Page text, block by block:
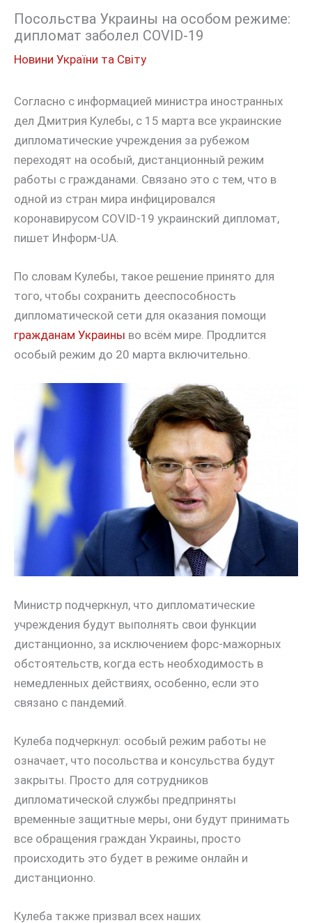
Посольства Украины на особом режиме:
дипломат заболел COVID-19
Новини України та Світу
Согласно с информацией министра иностранных
дел Дмитрия Кулебы, с 15 марта все украинские
дипломатические учреждения за рубежом
переходят на особый, дистанционный режим
работы с гражданами. Связано это с тем, что в
одной из стран мира инфицировался
коронавирусом COVID-19 украинский дипломат,
пишет Информ-UA.
По словам Кулебы, такое решение принято для
того, чтобы сохранить дееспособность
дипломатической сети для оказания помощи
гражданам Украины во всём мире. Продлится
особый режим до 20 марта включительно.
Министр подчеркнул, что дипломатические
учреждения будут выполнять свои функции
дистанционно, за исключением форс-мажорных
обстоятельств, когда есть необходимость в
немедленных действиях, особенно, если это
связано с пандемий.
Кулеба подчеркнул: особый режим работы не
означает, что посольства и консульства будут
закрыты. Просто для сотрудников
дипломатической службы предприняты
временные защитные меры, они будут принимать
все обращения граждан Украины, просто
происходить это будет в режиме онлайн и
дистанционно.
Кулеба также призвал всех наших